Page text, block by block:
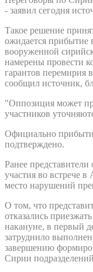
- заявил сегодня
Такое решение
ожидается прибытие
вооруженной
намерены провести
гарантов перемирия
сообщил источник,
"Оппозиция может
участников
Официально
подтверждено.
Ранее
участия во встрече
место нарушений
О том, что
отказались
накануне, в первый
затруднило
завершению
Сирии